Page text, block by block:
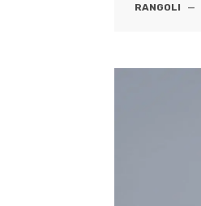
RANGOLI —